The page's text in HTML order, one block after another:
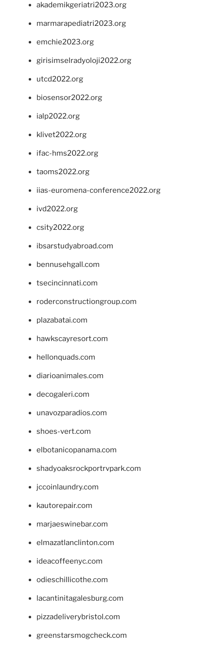
akademikgeriatri2023.org
marmarapediatri2023.org
emchie2023.org
girisimselradyoloji2022.org
utcd2022.org
biosensor2022.org
ialp2022.org
klivet2022.org
ifac-hms2022.org
taoms2022.org
iias-euromena-conference2022.org
ivd2022.org
csity2022.org
ibsarstudyabroad.com
bennusehgall.com
tsecincinnati.com
roderconstructiongroup.com
plazabatai.com
hawkscayresort.com
hellonquads.com
diarioanimales.com
decogaleri.com
unavozparadios.com
shoes-vert.com
elbotanicopanama.com
shadyoaksrockportrvpark.com
jccoinlaundry.com
kautorepair.com
marjaeswinebar.com
elmazatlanclinton.com
ideacoffeenyc.com
odieschillicothe.com
lacantinitagalesburg.com
pizzadeliverybristol.com
greenstarsmogcheck.com